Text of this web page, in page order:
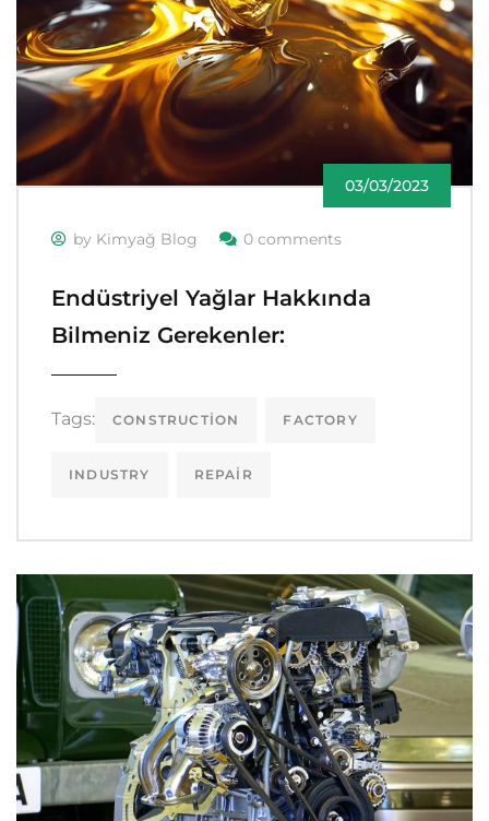
03/03/2023
by Kimyağ Blog 0 comments
Endüstriyel Yağlar Hakkında
Bilmeniz Gerekenler:
Tags: CONSTRUCTION FACTORY
INDUSTRY REPAIR